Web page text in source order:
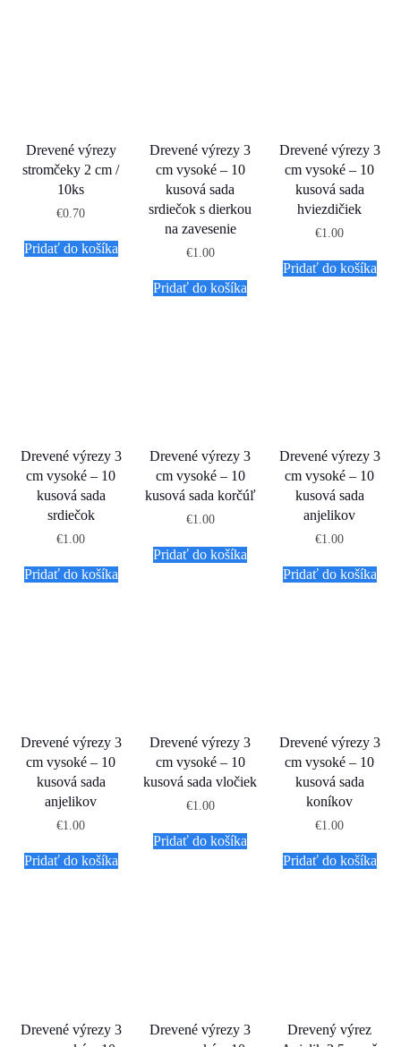
Drevené výrezy
stromčeky 2 cm /
10ks
€0.70
Pridať do košíka
Drevené výrezy 3
cm vysoké – 10
kusová sada
srdiečok s dierkou
na zavesenie
€1.00
Pridať do košíka
Drevené výrezy 3
cm vysoké – 10
kusová sada
hviezdičiek
€1.00
Pridať do košíka
Drevené výrezy 3
cm vysoké – 10
kusová sada
srdiečok
€1.00
Pridať do košíka
Drevené výrezy 3
cm vysoké – 10
kusová sada korčúľ
€1.00
Pridať do košíka
Drevené výrezy 3
cm vysoké – 10
kusová sada
anjelikov
€1.00
Pridať do košíka
Drevené výrezy 3
cm vysoké – 10
kusová sada
anjelikov
€1.00
Pridať do košíka
Drevené výrezy 3
cm vysoké – 10
kusová sada vločiek
€1.00
Pridať do košíka
Drevené výrezy 3
cm vysoké – 10
kusová sada
koníkov
€1.00
Pridať do košíka
Drevené výrezy 3
Drevené výrezy 3
Drevený výrez